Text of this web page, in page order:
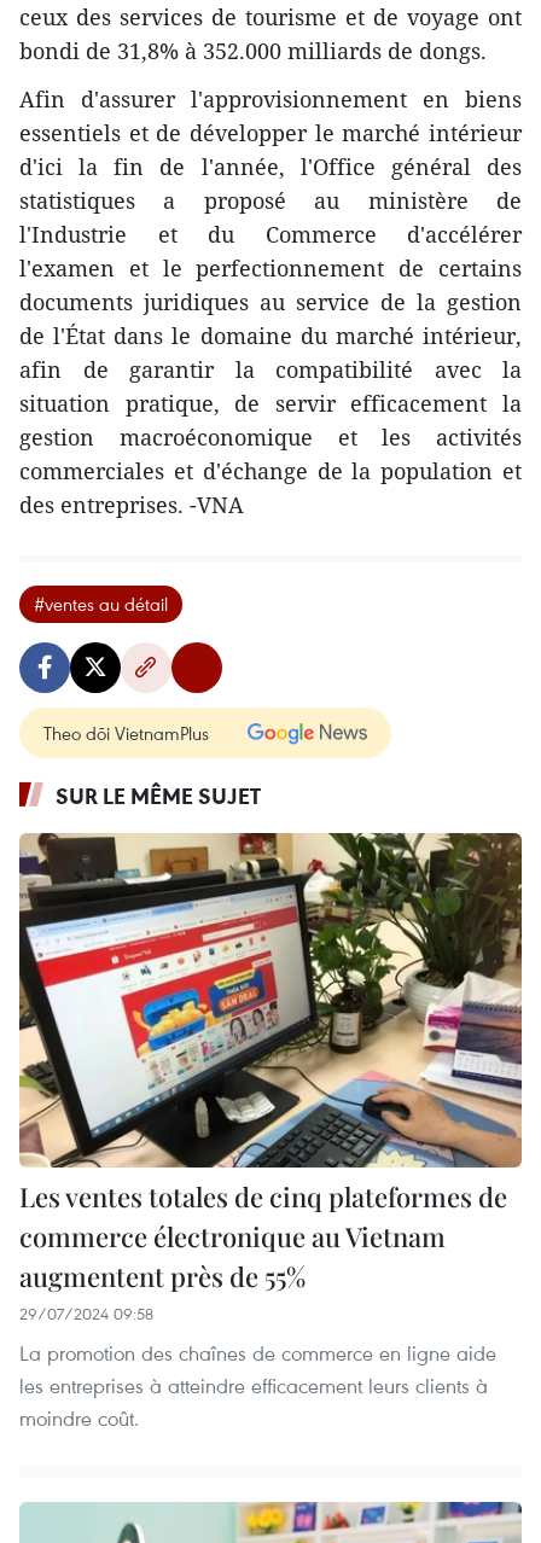
ceux des services de tourisme et de voyage ont
bondi de 31,8% à 352.000 milliards de dongs.
Afin d'assurer l'approvisionnement en biens
essentiels et de développer le marché intérieur
d'ici la fin de l'année, l'Office général des
statistiques a proposé au ministère de
l'Industrie et du Commerce d'accélérer
l'examen et le perfectionnement de certains
documents juridiques au service de la gestion
de l'État dans le domaine du marché intérieur,
afin de garantir la compatibilité avec la
situation pratique, de servir efficacement la
gestion macroéconomique et les activités
commerciales et d'échange de la population et
des entreprises. -VNA
#ventes au détail
Theo dõi VietnamPlus
SUR LE MÊME SUJET
Les ventes totales de cinq plateformes de
commerce électronique au Vietnam
augmentent près de 55%
29/07/2024 09:58
La promotion des chaînes de commerce en ligne aide
les entreprises à atteindre efficacement leurs clients à
moindre coût.